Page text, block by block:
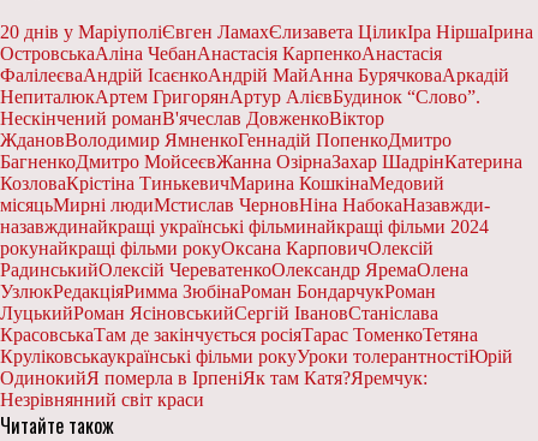
20 днів у МаріуполіЄвген ЛамахЄлизавета ЦіликІра НіршаІрина
ОстровськаАліна ЧебанАнастасія КарпенкоАнастасія
ФалілеєваАндрій ІсаєнкоАндрій МайАнна БурячковаАркадій
НепиталюкАртем ГригорянАртур АлієвБудинок “Слово”.
Нескінчений романВ'ячеслав ДовженкоВіктор
ЖдановВолодимир ЯмненкоГеннадій ПопенкоДмитро
БагненкоДмитро МойсеєвЖанна ОзірнаЗахар ШадрінКатерина
КозловаКрістіна ТинькевичМарина КошкінаМедовий
місяцьМирні людиМстислав ЧерновНіна НабокаНазавжди-
назавждинайкращі українські фільминайкращі фільми 2024
рокунайкращі фільми рокуОксана КарповичОлексій
РадинськийОлексій ЧереватенкоОлександр ЯремаОлена
УзлюкРедакціяРимма ЗюбінаРоман БондарчукРоман
ЛуцькийРоман ЯсіновськийСергій ІвановСтаніслава
КрасовськаТам де закінчується росіяТарас ТоменкоТетяна
Круліковськаукраїнські фільми рокуУроки толерантностіЮрій
ОдинокийЯ померла в ІрпеніЯк там Катя?Яремчук:
Незрівнянний світ краси
Читайте також